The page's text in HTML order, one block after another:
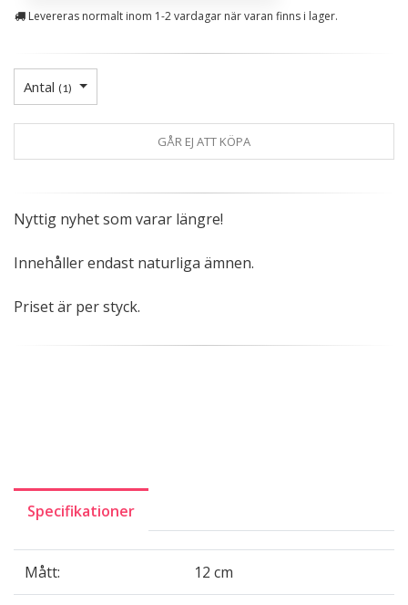
Levereras normalt inom 1-2 vardagar när varan finns i lager.
Antal (1)
GÅR EJ ATT KÖPA
Nyttig nyhet som varar längre!
Innehåller endast naturliga ämnen.
Priset är per styck.
Specifikationer
Mått: 12 cm